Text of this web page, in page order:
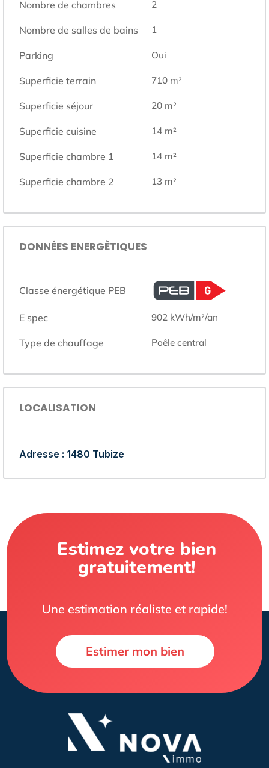
Nombre de chambres 2
Nombre de salles de bains 1
Parking Oui
Superficie terrain 710 m²
Superficie séjour 20 m²
Superficie cuisine 14 m²
Superficie chambre 1 14 m²
Superficie chambre 2 13 m²
DONNÉES ENERGÈTIQUES
Classe énergétique PEB
E spec 902 kWh/m²/an
Type de chauffage poêle central
LOCALISATION
Adresse : 1480 Tubize
Estimez votre bien
gratuitement!
Une estimation réaliste et rapide!
Estimer mon bien